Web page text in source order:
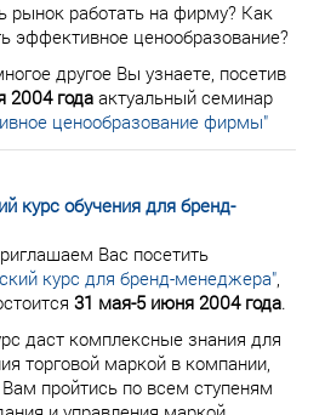
рынок работать на фирму? Как
эффективное ценообразование?
другое Вы узнаете, посетив
2004 годаактуальный семинар
ценообразование фирмы"
курс обучения для бренд-
Вас посетить
курс для бренд-менеджера",
31 мая-5 июня 2004 года.
даст комплексные знания для
торговой маркой в компании,
Вам пройтись по всем ступеням